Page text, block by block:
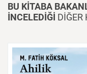
BU KİTABA
İNCELEDİĞİ DİĞER